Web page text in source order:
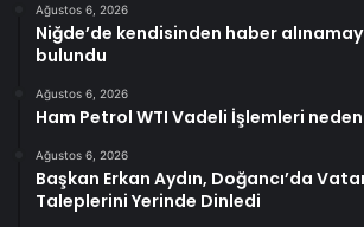
Ağustos 6, 2026
Niğde’de kendisinden haber
bulundu
Ağustos 6, 2026
Ham Petrol WTI Vadeli İşlemleri
Ağustos 6, 2026
Başkan Erkan Aydın, Doğancı’da
Taleplerini Yerinde Dinledi